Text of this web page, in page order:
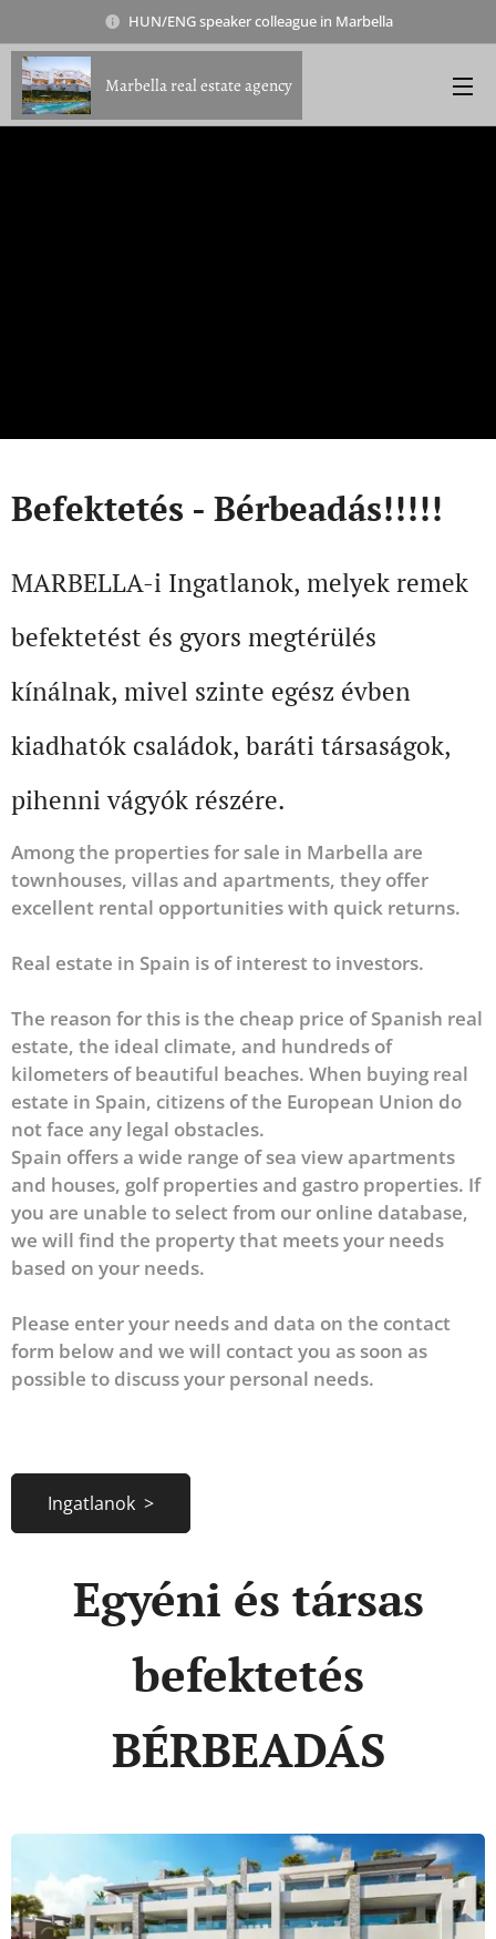
HUN/ENG speaker colleague in Marbella
Marbella real estate agency
Befektetés - Bérbeadás!!!!!
MARBELLA-i Ingatlanok, melyek remek
befektetést és gyors megtérülés
kínálnak, mivel szinte egész évben
kiadhatók családok, baráti társaságok,
pihenni vágyók részére.
Among the properties for sale in Marbella are
townhouses, villas and apartments, they offer
excellent rental opportunities with quick returns.
Real estate in Spain is of interest to investors.
The reason for this is the cheap price of Spanish real
estate, the ideal climate, and hundreds of
kilometers of beautiful beaches. When buying real
estate in Spain, citizens of the European Union do
not face any legal obstacles.
Spain offers a wide range of sea view apartments
and houses, golf properties and gastro properties. If
you are unable to select from our online database,
we will find the property that meets your needs
based on your needs.
Please enter your needs and data on the contact
form below and we will contact you as soon as
possible to discuss your personal needs.
Ingatlanok >
Egyéni és társas
befektetés
BÉRBEADÁS